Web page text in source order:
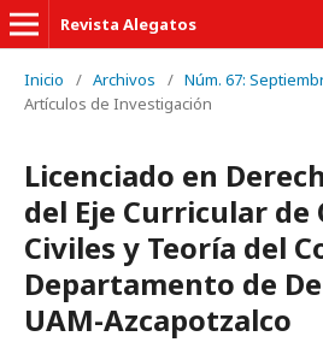
Revista Alegatos
Inicio / Archivos / Núm. 67:
Artículos de Investigación
Licenciado en
del Eje Curricular de
Civiles y Teoría del
Departamento de
UAM-Azcapotzalco